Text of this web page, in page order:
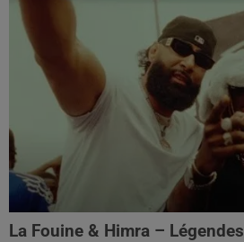
La Fouine & Himra – Légendes